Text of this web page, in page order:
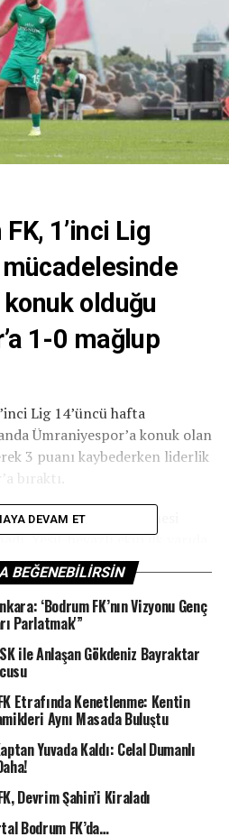
1’inci Lig
mücadelesinde
olduğu
1-0 mağlup
Lig 14’üncü hafta
Ümraniyespor’a konuk olan
3 puanı kaybederken liderlik
bıraktı.
kırmızı kart görmesi
Yeşil-beyazlı ekip ilk yarıda
Karşılaşmanın
sürdüren Sipay Bodrum
yararlanamazken ev sahibi
1-0 öne geçti. Maçın geri
gol olmazken yeşil-beyazlı
haftayı 27 puanla
3. sıraya geriledi.
DEVAM ET
BEĞENEBILIRSIN
‘Bodrum FK’nın Vizyonu Genç
Parlatmak'”
ile Anlaşan Gökdeniz Bayraktar
Etrafında Kenetlenme: Kentin
Aynı Masada Buluştu
Yuvada Kaldı: Celal Dumanlı
Devrim Şahin’i Kiraladı
Bodrum FK’da…